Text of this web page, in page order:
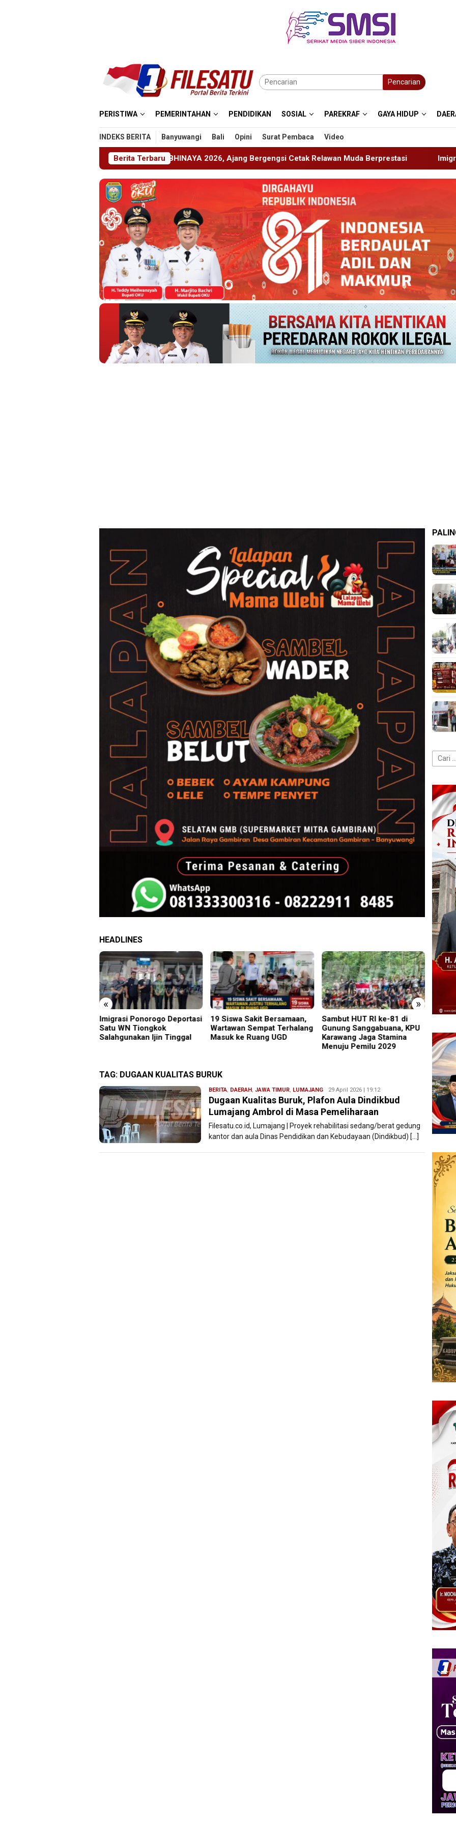
Pencarian
PERISTIWA PEMERINTAHAN PENDIDIKAN SOSIAL PAREKRAF GAYA HIDUP
INDEKS BERITA Banyuwangi Bali Opini Surat Pembaca Video
Berita Terbaru
1 Jember Gelar ABHINAYA 2026, Ajang Bergengsi Cetak Relawan Muda Berprestasi Imigrasi Ponorogo Deportasi
HEADLINES
« »
19 Siswa Sakit Bersamaan,
Wartawan Sempat Terhalang
Masuk ke Ruang UGD
Sambut HUT RI ke-81 di
Gunung Sanggabuana, KPU
Karawang Jaga Stamina
Perkenalkan Diri Lewat
Safari Jumat, Kapolres
Lumajang Ajak Warga Jaga
Kamtibmas
Ajang
TAG: DUGAAN KUALITAS BURUK
BERITA, DAERAH, JAWA TIMUR, LUMAJANG Redaksi
Filesatu
29 April 2026 | 19:12
Dugaan Kualitas Buruk, Plafon Aula Dindikbud
Lumajang Ambrol di Masa Pemeliharaan
Filesatu.co.id, Lumajang | Proyek rehabilitasi sedang/berat gedung
kantor dan aula Dinas Pendidikan dan Kebudayaan (Dindikbud) […]
Cari
untuk: